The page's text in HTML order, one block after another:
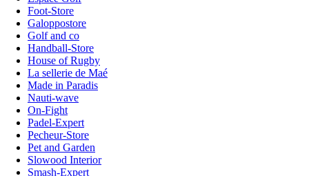
Foot-Store
Galoppostore
Golf and co
Handball-Store
House of Rugby
La sellerie de Maé
Made in Paradis
Nauti-wave
On-Fight
Padel-Expert
Pecheur-Store
Pet and Garden
Slowood Interior
Smash-Expert